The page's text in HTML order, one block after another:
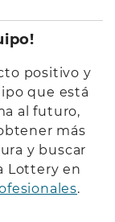
positivo y
que está
al futuro,
más
y buscar
Lottery en
.